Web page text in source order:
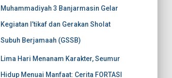
Muhammadiyah 3 Banjarmasin Gelar
Kegiatan I’tikaf dan Gerakan Sholat
Subuh Berjamaah (GSSB)
Lima Hari Menanam Karakter, Seumur
Hidup Menuai Manfaat: Cerita FORTASI